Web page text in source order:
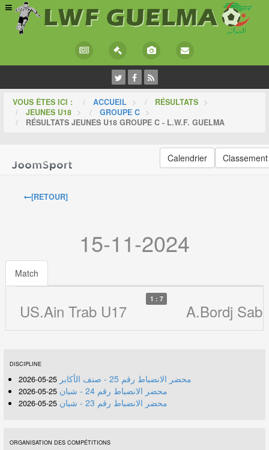
VOUS ÊTES ICI : ACCUEIL > RÉSULTATS >
JEUNES U18 > GROUPE C >
RÉSULTATS JEUNES U18 GROUPE C - L.W.F. GUELMA
Calendrier Classement
[RETOUR]
15-11-2024
Match
US.Ain Trab U17
1 : 7
A.Bordj
DISCIPLINE
محضر الانضباط رقم 25 - صنف الأكابر 25-05-2026
محضر الانضباط رقم 24 - شبان 25-05-2026
محضر الانضباط رقم 23 - شبان 25-05-2026
ORGANISATION DES COMPÉTITIONS